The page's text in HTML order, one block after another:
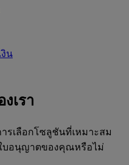
น
เรา
รเลือกโซลูชันที่เหมาะสม
บอนุญาตของคุณหรือไม่